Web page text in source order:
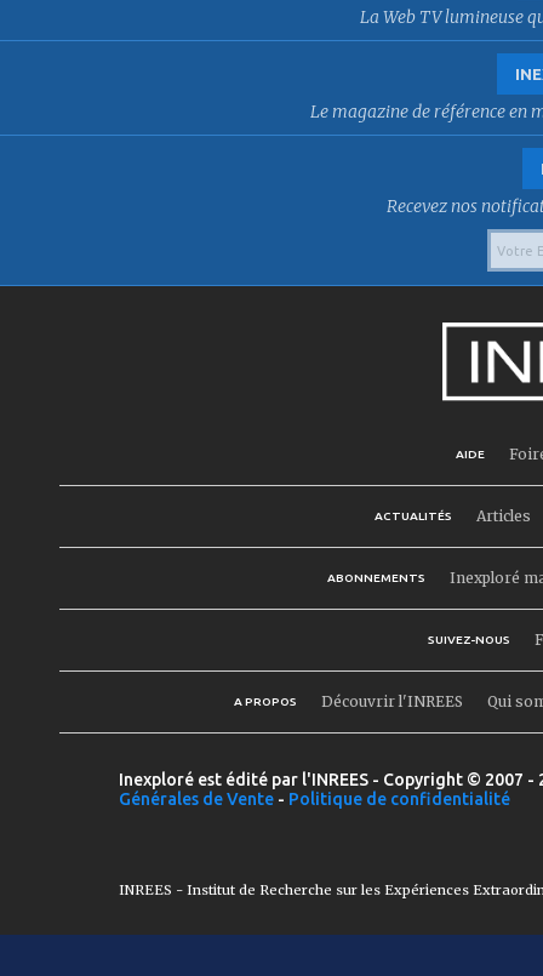
La Web TV lumineuse
Le magazine de référence en
Recevez nos
AIDE
ACTUALITÉS Articles
ABONNEMENTS Inexploré
SUIVEZ-NOUS
A PROPOS Découvrir l'INREES Qui
Inexploré est édité par l'INREES - Copyright © 2007
Générales de Vente - Politique de confidentialité
INREES - Institut de Recherche sur les Expériences